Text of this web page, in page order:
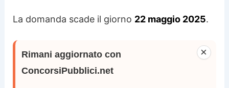
La domanda scade il giorno 22 maggio 2025.
×
Rimani aggiornato con
ConcorsiPubblici.net